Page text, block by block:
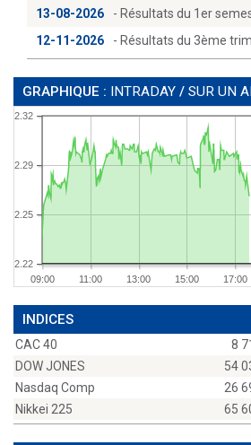
13-08-2026
- Résultats du 1er
12-11-2026
- Résultats du 3ème
GRAPHIQUE : INTRADAY / SUR UN
09:00 11:00 13:00 15:00 17:00
2.22
2.25
2.29
2.32
INDICES
CAC 40 8
DOW JONES
54
Nasdaq Comp
26
Nikkei 225
65